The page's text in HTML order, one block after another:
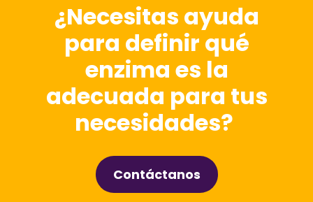
¿Necesitas ayuda
para definir qué
enzima es la
adecuada para tus
necesidades?
Contáctanos